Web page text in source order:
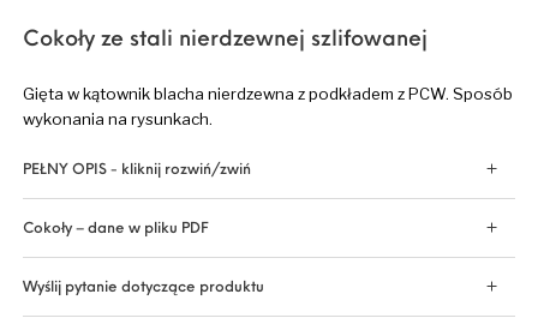
Cokoły ze stali nierdzewnej szlifowanej
Gięta w kątownik blacha nierdzewna z podkładem z PCW. Sposób
wykonania na rysunkach.
PEŁNY OPIS - kliknij rozwiń/zwiń
Cokoły – dane w pliku PDF
Wyślij pytanie dotyczące produktu